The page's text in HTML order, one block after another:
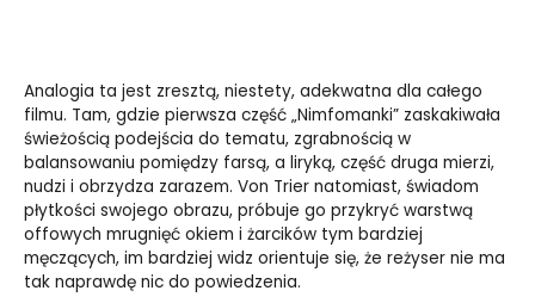
Analogia ta jest zresztą, niestety, adekwatna dla całego
filmu. Tam, gdzie pierwsza część „Nimfomanki” zaskakiwała
świeżością podejścia do tematu, zgrabnością w
balansowaniu pomiędzy farsą, a liryką, część druga mierzi,
nudzi i obrzydza zarazem. Von Trier natomiast, świadom
płytkości swojego obrazu, próbuje go przykryć warstwą
offowych mrugnięć okiem i żarcików tym bardziej
męczących, im bardziej widz orientuje się, że reżyser nie ma
tak naprawdę nic do powiedzenia.